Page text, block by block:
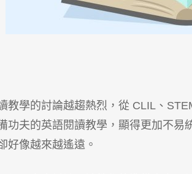
教學的討論越趨熱烈，從 CLIL、
功夫的英語閱讀教學，顯得更加不
好像越來越遙遠。